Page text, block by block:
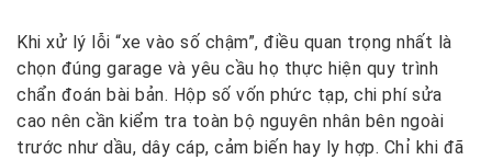
Khi xử lý lỗi “xe vào số chậm”, điều quan trọng nhất là
chọn đúng garage và yêu cầu họ thực hiện quy trình
chẩn đoán bài bản. Hộp số vốn phức tạp, chi phí sửa
cao nên cần kiểm tra toàn bộ nguyên nhân bên ngoài
trước như dầu, dây cáp, cảm biến hay ly hợp. Chỉ khi đã